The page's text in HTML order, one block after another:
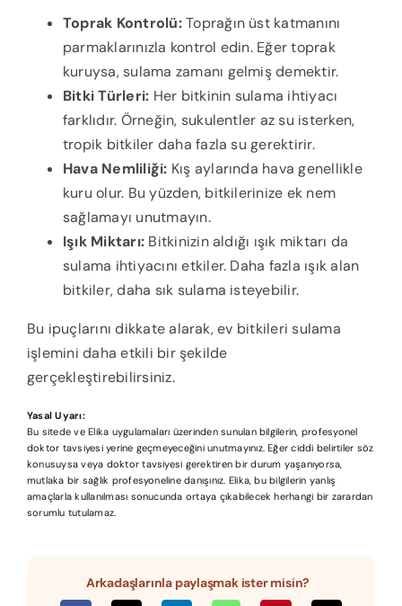
Toprak Kontrolü:Toprağın üst katmanını
parmaklarınızla kontrol edin. Eğer toprak
kuruysa, sulama zamanı gelmiş demektir.
Bitki Türleri: Her bitkinin sulama ihtiyacı
farklıdır. Örneğin, sukulentler az su isterken,
tropik bitkiler daha fazla su gerektirir.
Hava Nemliliği: Kış aylarında hava genellikle
kuru olur. Bu yüzden, bitkilerinize ek nem
sağlamayı unutmayın.
Işık Miktarı: Bitkinizin aldığı ışık miktarı da
sulama ihtiyacını etkiler. Daha fazla ışık alan
bitkiler, daha sık sulama isteyebilir.
Bu ipuçlarını dikkate alarak, ev bitkileri sulama
işlemini daha etkili bir şekilde
gerçekleştirebilirsiniz.
Yasal Uyarı:
Bu sitede ve Elika uygulamaları üzerinden sunulan bilgilerin, profesyonel
doktor tavsiyesi yerine geçmeyeceğini unutmayınız. Eğer ciddi belirtiler söz
konusuysa veya doktor tavsiyesi gerektiren bir durum yaşanıyorsa,
mutlaka bir sağlık profesyoneline danışınız. Elika, bu bilgilerin yanlış
amaçlarla kullanılması sonucunda ortaya çıkabilecek herhangi bir zarardan
sorumlu tutulamaz.
Arkadaşlarınla paylaşmak ister misin?